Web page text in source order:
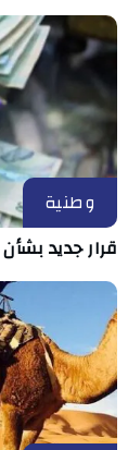
وطنية
قرار جديد